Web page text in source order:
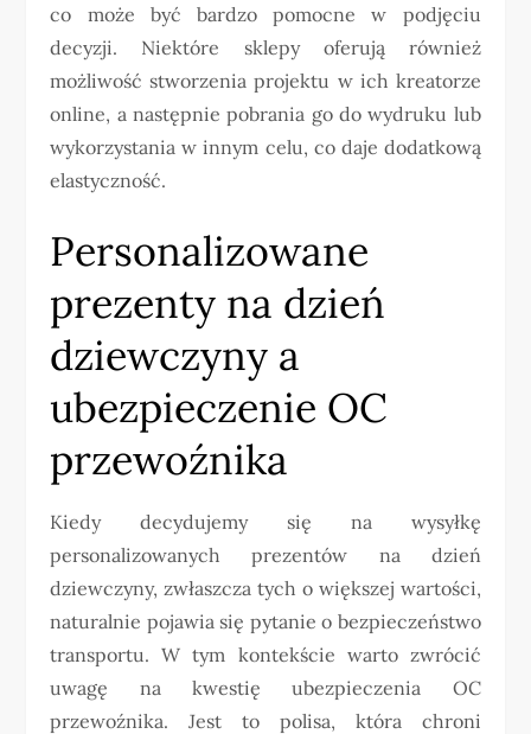
co może być bardzo pomocne w podjęciu
decyzji. Niektóre sklepy oferują również
możliwość stworzenia projektu w ich kreatorze
online, a następnie pobrania go do wydruku lub
wykorzystania w innym celu, co daje dodatkową
elastyczność.
Personalizowane
prezenty na dzień
dziewczyny a
ubezpieczenie OC
przewoźnika
Kiedy decydujemy się na wysyłkę
personalizowanych prezentów na dzień
dziewczyny, zwłaszcza tych o większej wartości,
naturalnie pojawia się pytanie o bezpieczeństwo
transportu. W tym kontekście warto zwrócić
uwagę na kwestię ubezpieczenia OC
przewoźnika. Jest to polisa, która chroni